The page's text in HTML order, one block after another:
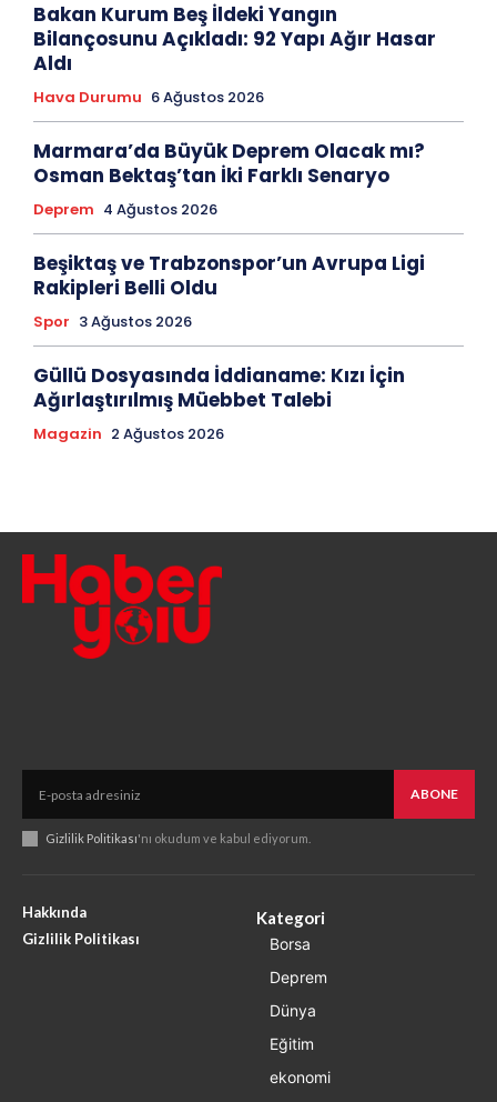
Bakan Kurum Beş İldeki Yangın
Bilançosunu Açıkladı: 92 Yapı Ağır Hasar
Aldı
Hava Durumu 6 Ağustos 2026
Marmara’da Büyük Deprem Olacak mı?
Osman Bektaş’tan İki Farklı Senaryo
Deprem 4 Ağustos 2026
Beşiktaş ve Trabzonspor’un Avrupa Ligi
Rakipleri Belli Oldu
Spor 3 Ağustos 2026
Güllü Dosyasında İddianame: Kızı İçin
Ağırlaştırılmış Müebbet Talebi
Magazin 2 Ağustos 2026
ABONE
Gizlilik Politikası'nı okudum ve kabul ediyorum.
Hakkında
Gizlilik Politikası
Kategori
Borsa
Deprem
Dünya
Eğitim
ekonomi